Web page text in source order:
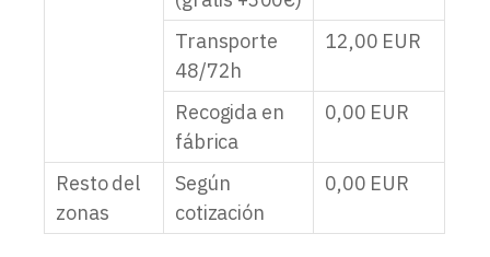
Transporte
48/72h
12,00 EUR
Recogida en
fábrica
0,00 EUR
Resto del
zonas
Según
cotización
0,00 EUR